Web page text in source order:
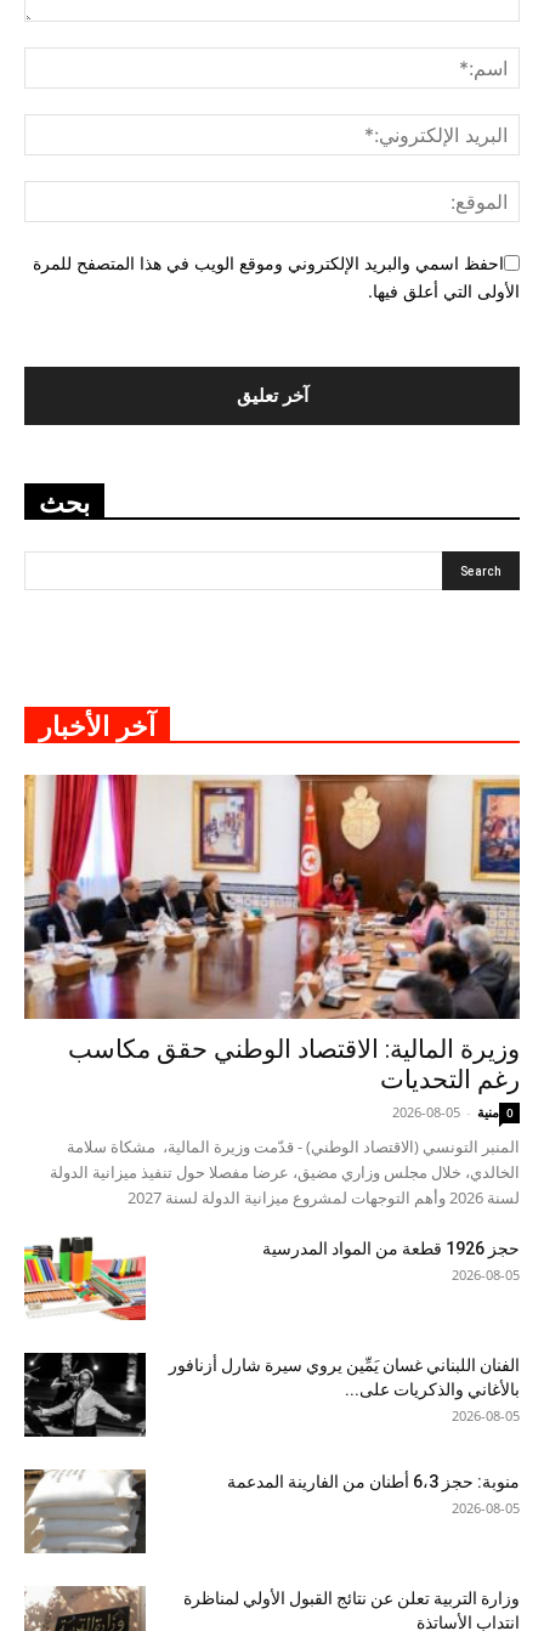
احفظ اسمي والبريد الإلكتروني وموقع الويب في هذا المتصفح للمرة
الأولى التي أعلق فيها.
بحث
آخر الأخبار
وزيرة المالية: الاقتصاد الوطني حقق مكاسب
رغم التحديات
منية -
2026-08-05 0
المنبر التونسي (الاقتصاد الوطني) - قدّمت وزيرة المالية، مشكاة سلامة
الخالدي، خلال مجلس وزاري مضيق، عرضا مفصلا حول تنفيذ ميزانية الدولة
لسنة 2026 وأهم التوجهات لمشروع ميزانية الدولة لسنة 2027
حجز 1926 قطعة من المواد المدرسية
2026-08-05
الفنان اللبناني غسان يَمِّين يروي سيرة شارل أزنافور
بالأغاني والذكريات على...
2026-08-05
منوبة: حجز 6،3 أطنان من الفارينة المدعمة
2026-08-05
وزارة التربية تعلن عن نتائج القبول الأولي لمناظرة
انتداب الأساتذة